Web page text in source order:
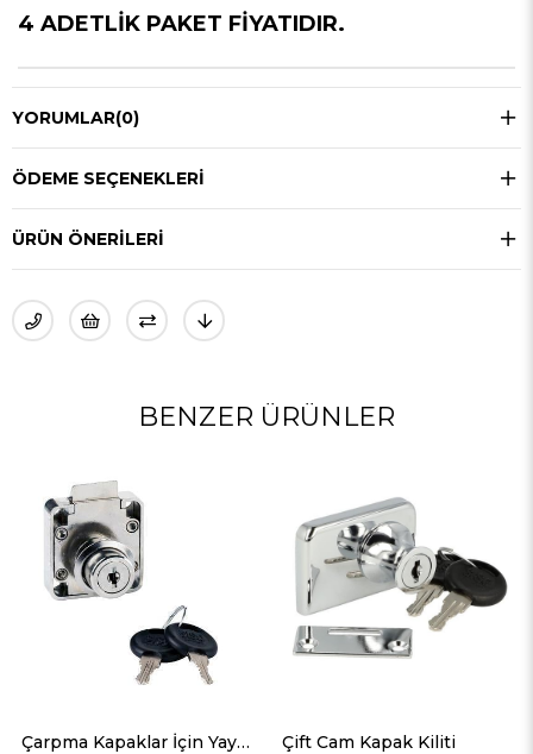
4 ADETLİK PAKET FİYATIDIR.
YORUMLAR(0)
ÖDEME SEÇENEKLERI
ÜRÜN ÖNERILERI
BENZER ÜRÜNLER
Çarpma Kapaklar İçin Yaylı Kilit Çift Cam Kapak Kiliti